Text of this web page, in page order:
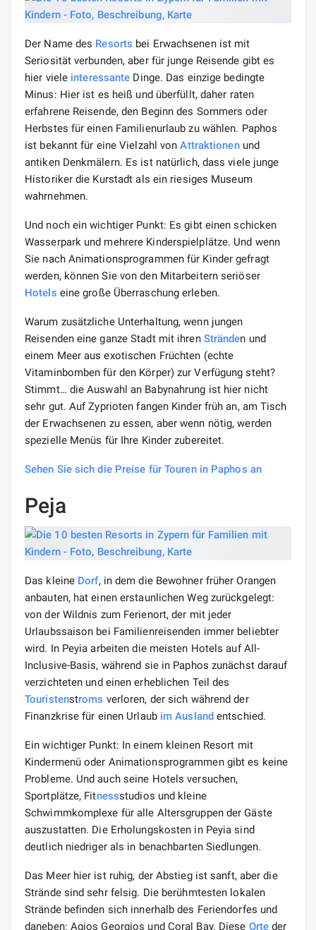
Der Name des Resorts bei Erwachsenen ist mit
Seriosität verbunden, aber für junge Reisende gibt es
hier viele interessante Dinge. Das einzige bedingte
Minus: Hier ist es heiß und überfüllt, daher raten
erfahrene Reisende, den Beginn des Sommers oder
Herbstes für einen Familienurlaub zu wählen. Paphos
ist bekannt für eine Vielzahl vonAttraktionenund
antiken Denkmälern. Es ist natürlich, dass viele junge
Historiker die Kurstadt als ein riesiges Museum
wahrnehmen.
Und noch ein wichtiger Punkt: Es gibt einen schicken
Wasserpark und mehrere Kinderspielplätze. Und wenn
Sie nach Animationsprogrammen für Kinder gefragt
werden, können Sie von den Mitarbeitern seriöser
Hotels eine große Überraschung erleben.
Warum zusätzliche Unterhaltung, wenn jungen
Reisenden eine ganze Stadt mit ihren Stränden und
einem Meer aus exotischen Früchten (echte
Vitaminbomben für den Körper) zur Verfügung steht?
Stimmt… die Auswahl an Babynahrung ist hier nicht
sehr gut. Auf Zyprioten fangen Kinder früh an, am Tisch
der Erwachsenen zu essen, aber wenn nötig, werden
spezielle Menüs für Ihre Kinder zubereitet.
Sehen Sie sich die Preise für Touren in Paphos an
Peja
Das kleine Dorf, in dem die Bewohner früher Orangen
anbauten, hat einen erstaunlichen Weg zurückgelegt:
von der Wildnis zum Ferienort, der mit jeder
Urlaubssaison bei Familienreisenden immer beliebter
wird. In Peyia arbeiten die meisten Hotels auf All-
Inclusive-Basis, während sie in Paphos zunächst darauf
verzichteten und einen erheblichen Teil des
Touristenstroms verloren, der sich während der
Finanzkrise für einen Urlaub im Auslandentschied.
Ein wichtiger Punkt: In einem kleinen Resort mit
Kindermenü oder Animationsprogrammen gibt es keine
Probleme. Und auch seine Hotels versuchen,
Sportplätze, Fitnessstudios und kleine
Schwimmkomplexe für alle Altersgruppen der Gäste
auszustatten. Die Erholungskosten in Peyia sind
deutlich niedriger als in benachbarten Siedlungen.
Das Meer hier ist ruhig, der Abstieg ist sanft, aber die
Strände sind sehr felsig. Die berühmtesten lokalen
Strände befinden sich innerhalb des Feriendorfes und
daneben: Agios Georgios und Coral Bay. Diese Orteder